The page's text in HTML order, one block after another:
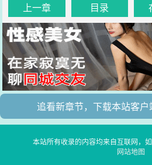
上一章 目录
追看新章节，下载本站客
本站所有收录的内容均来自互联网，
网站地图